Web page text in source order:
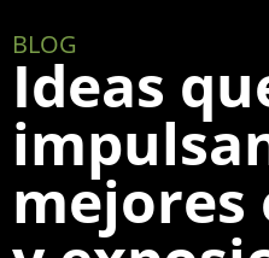
BLOG
Ideas
mejores